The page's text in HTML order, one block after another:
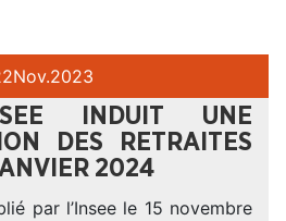
Nov.2023
INDUIT UNE
DES RETRAITES
2024
par l’Insee le 15 novembre